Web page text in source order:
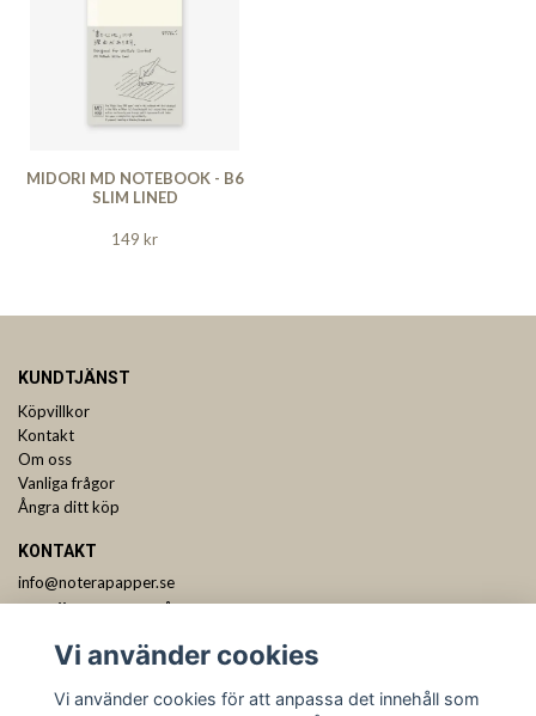
MIDORI MD NOTEBOOK - B6
SLIM LINED
149 kr
KUNDTJÄNST
Köpvillkor
Kontakt
Om oss
Vanliga frågor
Ångra ditt köp
KONTAKT
info@noterapapper.se
Vi använder cookies
Vi använder cookies för att anpassa det innehåll som